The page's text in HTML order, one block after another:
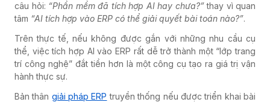
câu hỏi: “Phần mềm đã tích hợp AI hay chưa?”thay vì quan
tâm “AI tích hợp vào ERP có thể giải quyết bài toán nào?”.
Trên thực tế, nếu không được gắn với những nhu cầu cụ
thể, việc tích hợp AI vào ERP rất dễ trở thành một “lớp trang
trí công nghệ” đắt tiền hơn là một công cụ tạo ra giá trị vận
hành thực sự.
Bản thân giải pháp ERP truyền thống nếu được triển khai bài